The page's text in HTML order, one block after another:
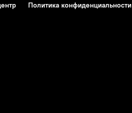
Политика конфиденциальности